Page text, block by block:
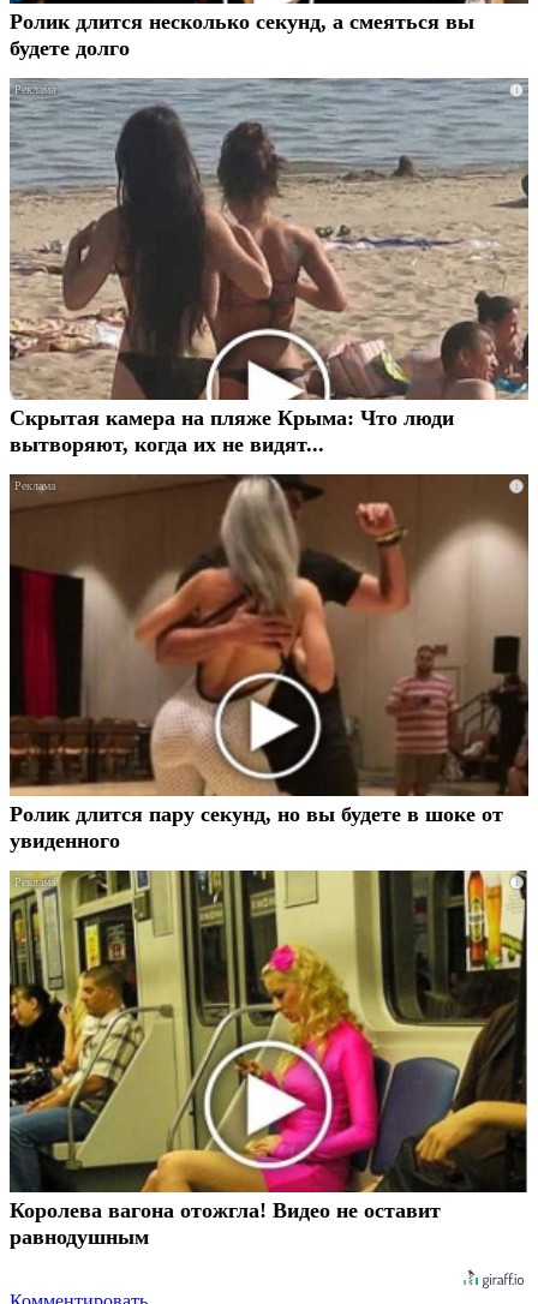
Ролик длится несколько секунд, а смеяться вы
будете долго
i
Скрытая камера на пляже Крыма: Что люди
вытворяют, когда их не видят...
i
Ролик длится пару секунд, но вы будете в шоке от
увиденного
i
Королева вагона отожгла! Видео не оставит
равнодушным